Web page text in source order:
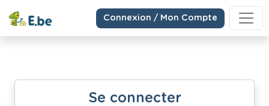
Connexion / Mon Compte
Se connecter